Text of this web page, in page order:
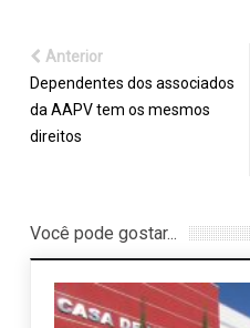
Anterior
Dependentes dos associados
da AAPV tem os mesmos
direitos
Você pode gostar...